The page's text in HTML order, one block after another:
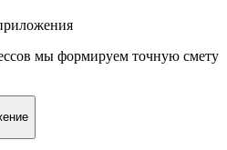
мы формируем точную смету